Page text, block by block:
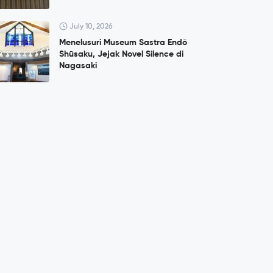
July 10, 2026
Menelusuri Museum Sastra Endō
Shūsaku, Jejak Novel Silence di
Nagasaki